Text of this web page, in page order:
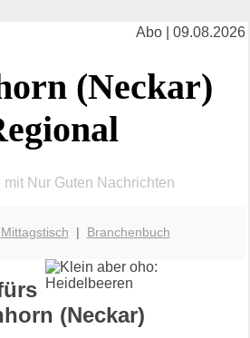
Abo | 09.08.2026
(Neckar)
mit Nur Guten Nachrichten
Mittagstisch | Branchenbuch
(Neckar)